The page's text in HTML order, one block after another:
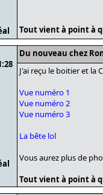
Tout vient à point à
Du nouveau chez
J'ai reçu le boitier et la
Vue numéro 1
Vue numéro 2
Vue numéro 3
La bête lol
Vous aurez plus de
Tout vient à point à